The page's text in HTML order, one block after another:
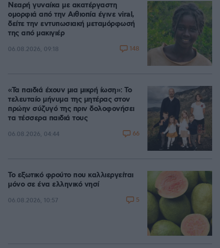
Νεαρή γυναίκα με ακατέργαστη
ομορφιά από την Αιθιοπία έγινε viral,
δείτε την εντυπωσιακή μεταμόρφωσή
της από μακιγιέρ
06.08.2026, 09:18 148
«Τα παιδιά έχουν μια μικρή ίωση»: Το
τελευταίο μήνυμα της μητέρας στον
πρώην σύζυγό της πριν δολοφονήσει
τα τέσσερα παιδιά τους
06.08.2026, 04:44 66
Το εξωτικό φρούτο που καλλιεργείται
μόνο σε ένα ελληνικό νησί
06.08.2026, 10:57 5